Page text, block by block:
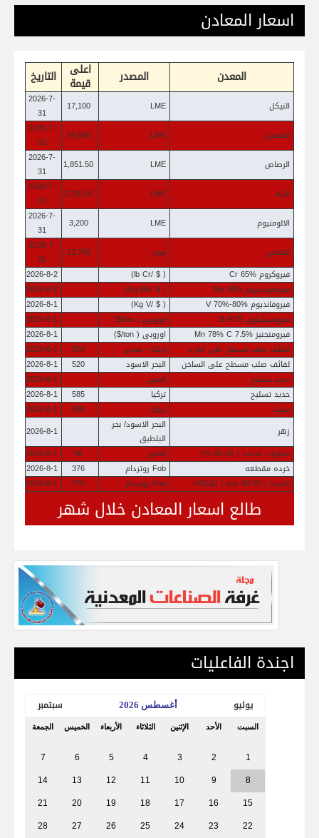
الخدمات
عن الغرفة
مركز المعلومات
الرئيسية
اسعار المعادن
المعدن المصدر اعلى
قيمة التاريخ
النيكل LME
17,100
2026-7-
31
القصدير
LME
54,660
2026-7-
31
الرصاص
LME
1,851.50
2026-7-
31
الزنك
LME
3,710.50
2026-7-
31
الالومنيوم
LME
3,200
2026-7-
31
النحاس
مصر 13,790
2026-7-
31
فيروكروم Cr 65%
( $ /lb Cr)
2026-8-2
فيرومولبديوم Mo 60%
( $ /Kg Mo)
2026-8-2
فيروفانديوم V 70%-80%
( $ /Kg V)
2026-8-1
فيروسيليكون 75% Si
اوروبى ( ton/$)
2026-8-1
فيرومنجنيز Mn 78% C 7.5%
اوروبى ( ton/$)
2026-8-1
لفائف صلب مسطح على البارد
تركيا - محلى 550
2026-8-1
لفائف صلب مسطح على الساخن
البحر الاسود 520
2026-8-1
حديد تسليح
الصين
2026-8-1
حديد تسليح
تركيا 585
2026-8-1
بيليت
تركيا 495
2026-8-1
زهر
البحر الاسود/ بحر
البلطيق
2026-8-1
مكورات الحديد ( 65-66 %)
الصين 96
2026-8-1
خرده مقطعه
Fob روتردام 376
2026-8-1
الخردة HS1&2 ( mix 80:20 )
Fob روتردام 376
2026-8-1
طالع اسعار المعادن خلال شهر
اجندة الفاعليات
يوليو أغسطس 2026 سبتمبر
السبت الأحد الإثنين الثلاثاء الأربعاء الخميس الجمعة
1
2
3
4
5
6
7
8
9
10
11
12
13
14
15
16
17
18
19
20
21
22
23
24
25
26
27
28